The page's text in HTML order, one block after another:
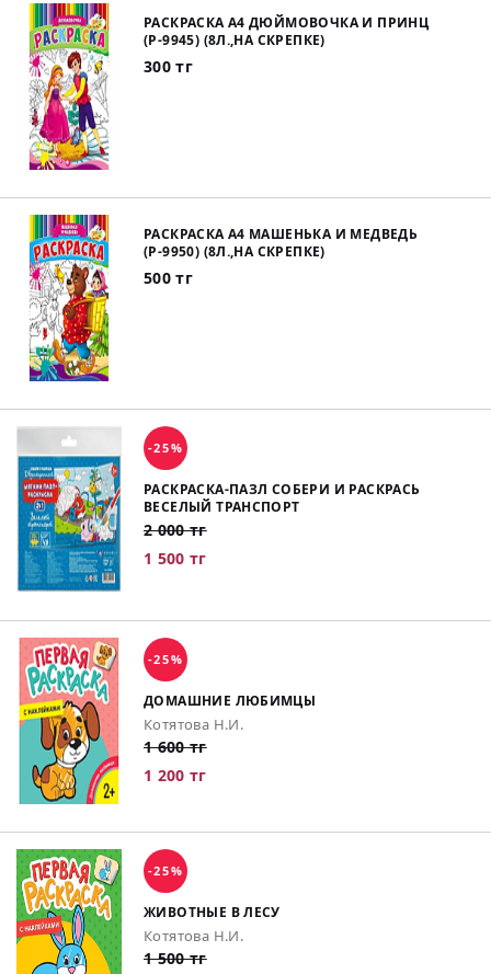
РАСКРАСКА А4 ДЮЙМОВОЧКА И ПРИНЦ
(Р-9945) (8Л.,НА СКРЕПКЕ)
300 тг
РАСКРАСКА А4 МАШЕНЬКА И МЕДВЕДЬ
(Р-9950) (8Л.,НА СКРЕПКЕ)
500 тг
-25%
РАСКРАСКА-ПАЗЛ СОБЕРИ И РАСКРАСЬ
ВЕСЕЛЫЙ ТРАНСПОРТ
2 000 тг
1 500 тг
-25%
ДОМАШНИЕ ЛЮБИМЦЫ
Котятова Н.И.
1 600 тг
1 200 тг
-25%
ЖИВОТНЫЕ В ЛЕСУ
Котятова Н.И.
1 500 тг